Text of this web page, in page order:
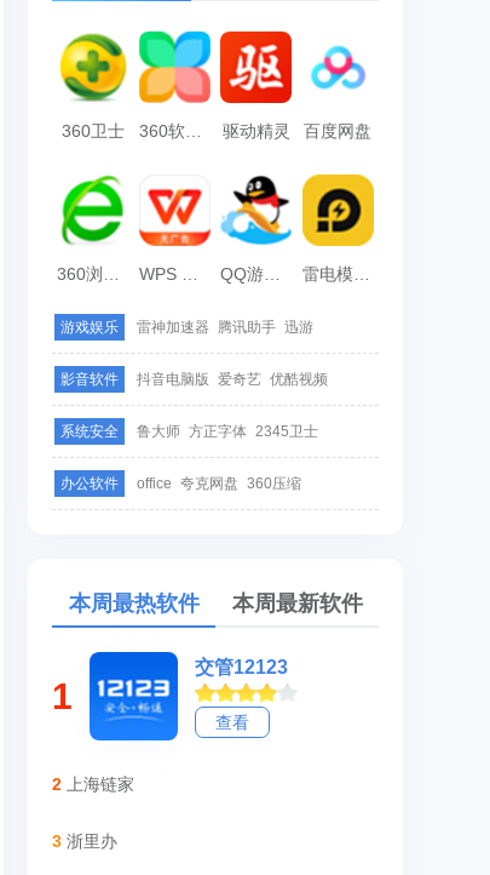
360卫士 360软件管家 驱动精灵 百度网盘
雷电模拟器
游戏娱乐 雷神加速器 腾讯助手 迅游
影音软件 抖音电脑版 爱奇艺 优酷视频
系统安全 鲁大师 方正字体 2345卫士
办公软件 office 夸克网盘 360压缩
本周最热软件 本周最新软件
1
交管12123
查看
2 上海链家
3 浙里办